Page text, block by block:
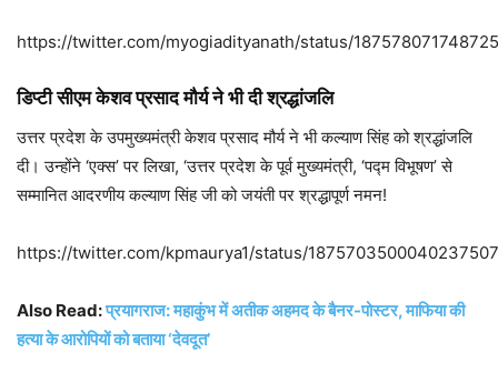
https://twitter.com/myogiadityanath/status/
डिप्टी सीएम केशव प्रसाद मौर्य ने भी दी श्रद्धांजलि
उत्तर प्रदेश के उपमुख्यमंत्री केशव प्रसाद मौर्य ने भी कल्याण सिंह को श्रद्धांजलि
दी। उन्होंने ‘एक्स’ पर लिखा, ‘उत्तर प्रदेश के पूर्व मुख्यमंत्री, ‘पद्म विभूषण’ से
सम्मानित आदरणीय कल्याण सिंह जी को जयंती पर श्रद्धापूर्ण नमन!
https://twitter.com/kpmaurya1/status/1875703500040237507
Also Read:प्रयागराज: महाकुंभ में अतीक अहमद के बैनर-पोस्टर, माफिया की
हत्या के आरोपियों को बताया ‘देवदूत’